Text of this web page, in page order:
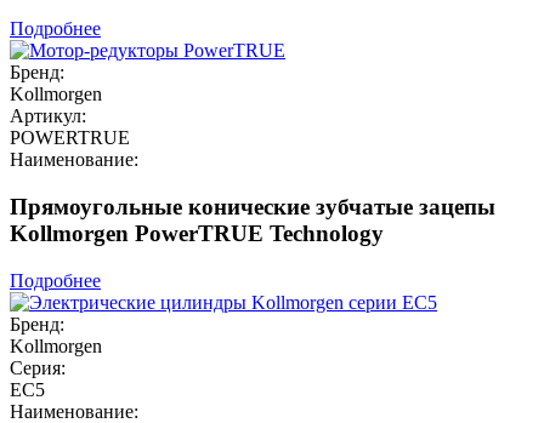
Подробнее
Бренд:
Kollmorgen
Артикул:
POWERTRUE
Наименование:
Прямоугольные конические зубчатые зацепы
Kollmorgen PowerTRUE Technology
Подробнее
Бренд:
Kollmorgen
Серия:
EC5
Наименование: